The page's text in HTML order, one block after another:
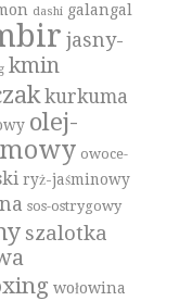
dashi galangal
jasny-
kmin
kurkuma
olej-
owoce-
ryż-jaśminowy
sos-ostrygowy
szalotka
wołowina